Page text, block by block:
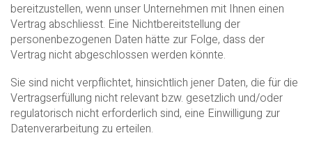
bereitzustellen, wenn unser Unternehmen mit Ihnen einen
Vertrag abschliesst. Eine Nichtbereitstellung der
personenbezogenen Daten hätte zur Folge, dass der
Vertrag nicht abgeschlossen werden könnte.
Sie sind nicht verpflichtet, hinsichtlich jener Daten, die für die
Vertragserfüllung nicht relevant bzw. gesetzlich und/oder
regulatorisch nicht erforderlich sind, eine Einwilligung zur
Datenverarbeitung zu erteilen.